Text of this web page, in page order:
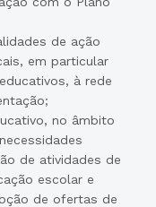
de ação
em particular
à rede
no âmbito
de atividades de
escolar e
de ofertas de